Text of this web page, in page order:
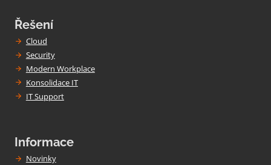
Řešení
Cloud
Security
Modern Workplace
Konsolidace IT
IT Support
Informace
Novinky